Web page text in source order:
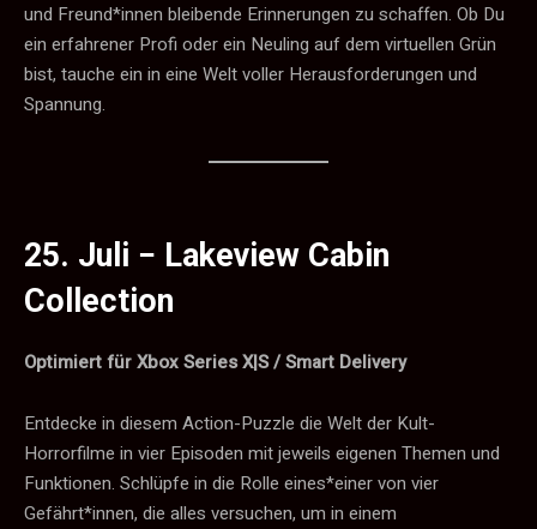
und Freund*innen bleibende Erinnerungen zu schaffen. Ob Du
ein erfahrener Profi oder ein Neuling auf dem virtuellen Grün
bist, tauche ein in eine Welt voller Herausforderungen und
Spannung.
25. Juli − Lakeview Cabin
Collection
Optimiert für Xbox Series X|S / Smart Delivery
Entdecke in diesem Action-Puzzle die Welt der Kult-
Horrorfilme in vier Episoden mit jeweils eigenen Themen und
Funktionen. Schlüpfe in die Rolle eines*einer von vier
Gefährt*innen, die alles versuchen, um in einem